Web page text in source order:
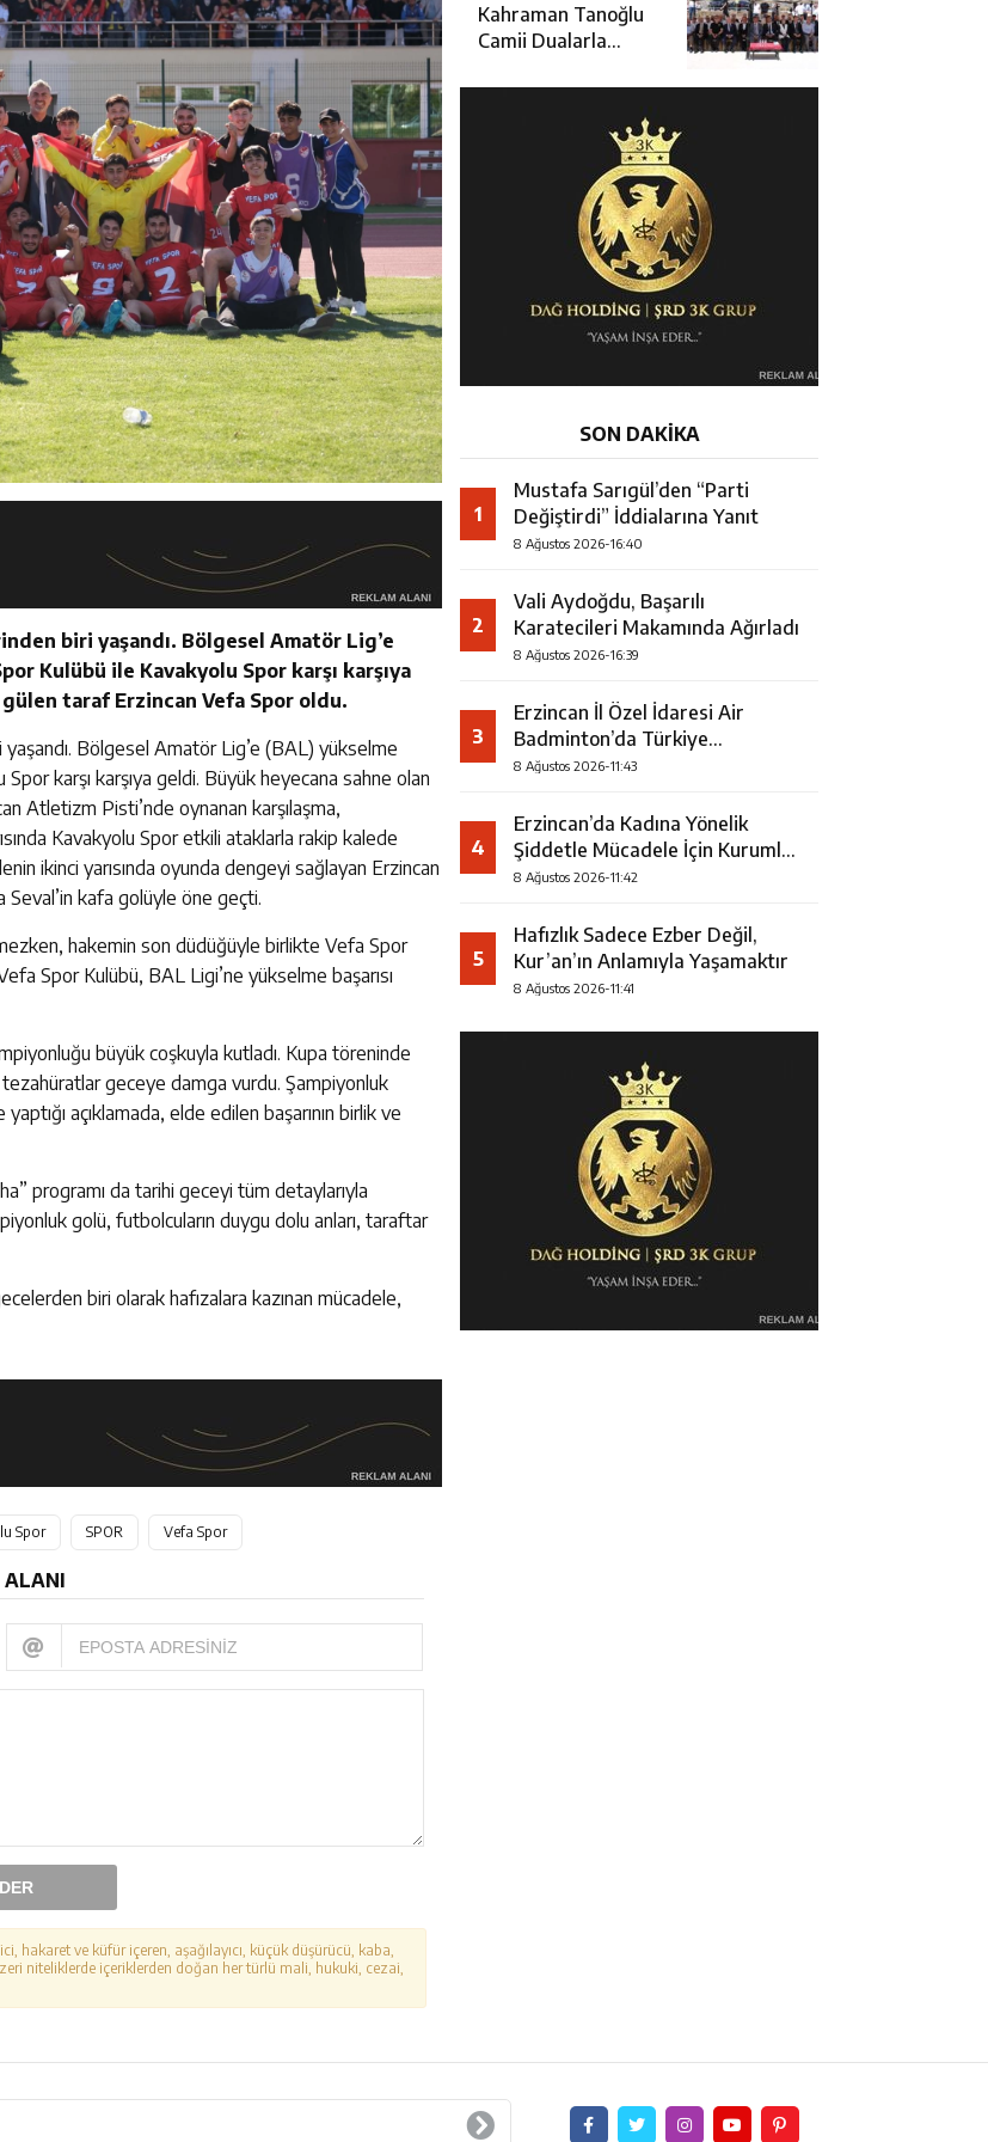
biri yaşandı. Bölgesel Amatör Lig’e
Kulübü ile Kavakyolu Spor karşı karşıya
taraf Erzincan Vefa Spor oldu.
Bölgesel Amatör Lig’e (BAL) yükselme
karşı karşıya geldi. Büyük heyecana sahne olan
Atletizm Pisti’nde oynanan karşılaşma,
Kavakyolu Spor etkili ataklarla rakip kalede
ikinci yarısında oyunda dengeyi sağlayan Erzincan
kafa golüyle öne geçti.
hakemin son düdüğüyle birlikte Vefa Spor
Spor Kulübü, BAL Ligi’ne yükselme başarısı
büyük coşkuyla kutladı. Kupa töreninde
geceye damga vurdu. Şampiyonluk
açıklamada, elde edilen başarının birlik ve
programı da tarihi geceyi tüm detaylarıyla
golü, futbolcuların duygu dolu anları, taraftar
biri olarak hafızalara kazınan mücadele,
Spor SPOR Vefa Spor
ALANI
hakaret ve küfür içeren, aşağılayıcı, küçük düşürücü, kaba,
niteliklerde içeriklerden doğan her türlü mali, hukuki, cezai,
Ziyaret
Kahraman Tanoğlu
Camii Dualarla
SON DAKİKA
1
Mustafa Sarıgül’den “Parti
Değiştirdi” İddialarına Yanıt
8 Ağustos 2026-16:40
2
Vali Aydoğdu, Başarılı
Karatecileri Makamında Ağırladı
8 Ağustos 2026-16:39
3
Erzincan İl Özel İdaresi Air
Badminton’da Türkiye
Şampiyonu Oldu
8 Ağustos 2026-11:43
4
Erzincan’da Kadına Yönelik
Şiddetle Mücadele İçin Kurumlar
Bir Araya Geldi
8 Ağustos 2026-11:42
5
Hafızlık Sadece Ezber Değil,
Kur’an’ın Anlamıyla Yaşamaktır
8 Ağustos 2026-11:41